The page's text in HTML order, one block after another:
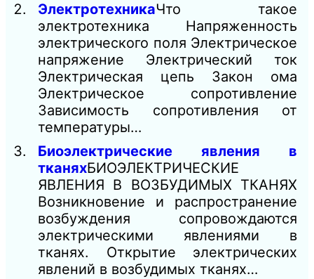
ЭлектротехникаЧто такое
электротехника Напряженность
электрического поля Электрическое
напряжение Электрический ток
Электрическая цепь Закон ома
Электрическое сопротивление
Зависимость сопротивления от
температуры…
Биоэлектрические явления в
тканяхБИОЭЛЕКТРИЧЕСКИЕ
ЯВЛЕНИЯ В ВОЗБУДИМЫХ ТКАНЯХ
Возникновение и распространение
возбуждения сопровождаются
электрическими явлениями в
тканях. Открытие электрических
явлений в возбудимых тканях…